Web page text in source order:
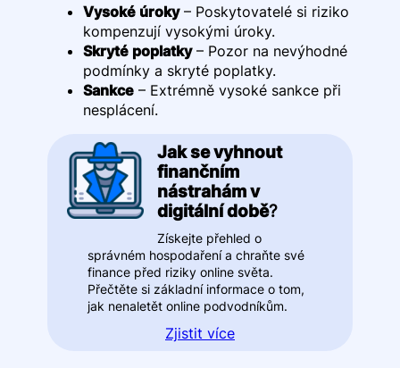
Vysoké úroky– Poskytovatelé si riziko
kompenzují vysokými úroky.
Skryté poplatky– Pozor na nevýhodné
podmínky a skryté poplatky.
Sankce– Extrémně vysoké sankce při
nesplácení.
Jak se vyhnout
finančním
nástrahám v
digitální době?
Získejte přehled o
správném hospodaření a chraňte své
finance před riziky online světa.
Přečtěte si základní informace o tom,
jak nenaletět online podvodníkům.
Zjistit více